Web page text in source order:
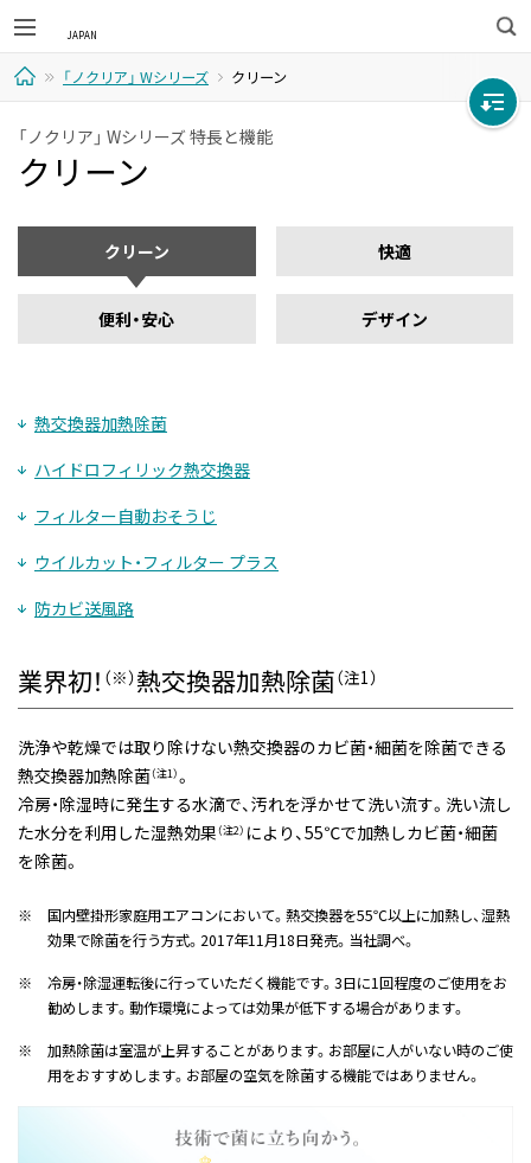
検
索
ー
「ノクリア」 Wシリーズ クリーン
「ノクリア」 Wシリーズ 特長と機能
クリーン
クリーン 快適
便利・安心 デザイン
熱交換器加熱除菌
ハイドロフィリック熱交換器
フィルター自動おそうじ
ウイルカット・フィルター プラス
防カビ送風路
業界初！ （※）熱交換器加熱除菌（注1）
洗浄や乾燥では取り除けない熱交換器のカビ菌・細菌を除菌できる
熱交換器加熱除菌（注1）。
冷房・除湿時に発生する水滴で、汚れを浮かせて洗い流す。洗い流し
た水分を利用した湿熱効果（注2） により、55℃で加熱しカビ菌・細菌
を除菌。
※
国内壁掛形家庭用エアコンにおいて。熱交換器を55℃以上に加熱し、湿熱
効果で除菌を行う方式。2017年11月18日発売。当社調べ。
※
冷房・除湿運転後に行っていただく機能です。3日に1回程度のご使用をお
勧めします。動作環境によっては効果が低下する場合があります。
※
加熱除菌は室温が上昇することがあります。お部屋に人がいない時のご使
用をおすすめします。お部屋の空気を除菌する機能ではありません。